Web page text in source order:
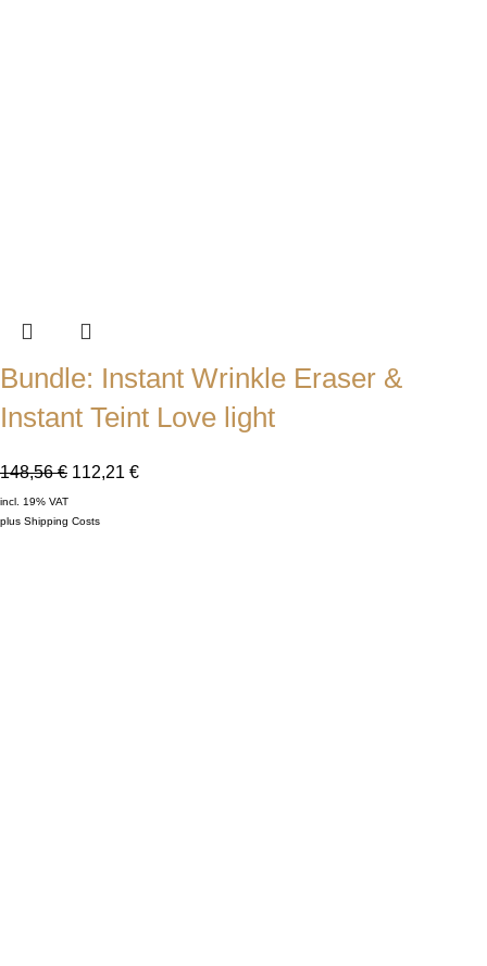
Bundle: Instant Wrinkle Eraser &
Instant Teint Love light
148,56€ 112,21 €
incl. 19% VAT
plus Shipping Costs